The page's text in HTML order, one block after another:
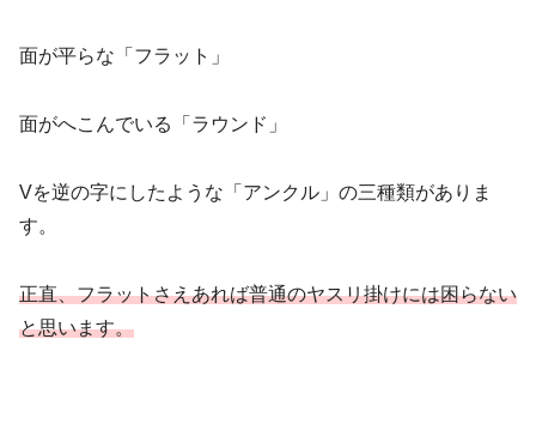
面が平らな「フラット」
面がへこんでいる「ラウンド」
Vを逆の字にしたような「アンクル」の三種類がありま
す。
正直、フラットさえあれば普通のヤスリ掛けには困らない
と思います。